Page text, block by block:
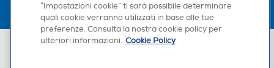
Euronics Italia SpA. Sede legale Via Montefeltro, 6/a 20156 Milano
“Impostazioni cookie” ti sarà possibile determinare
quali cookie verranno utilizzati in base alle tue
preferenze. Consulta la nostra cookie policy per
ulteriori informazioni. Cookie Policy